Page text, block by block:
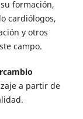
formación,
cardiólogos,
y otros
campo.
a partir de